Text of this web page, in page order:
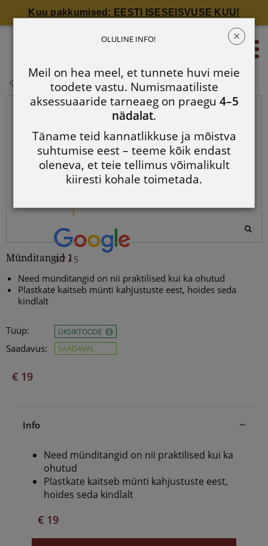
Kuu pakkumised: EESTI ISESEISVUSE KUU!
4.7 / 5
Münditangid 1
Münditangid 1
Need münditangid on nii praktilised kui ka ohutud
Plastkate kaitseb münti kahjustuste eest, hoides seda
kindlalt
Tüüp:
Saadavus:
ÜKSIKTOODE
SAADAVAL
€ 19
Info
Need münditangid on nii praktilised kui ka
ohutud
Plastkate kaitseb münti kahjustuste eest,
hoides seda kindlalt
€ 19
Münditangid 1 ×
OLULINE INFO!
Meil on hea meel, et tunnete huvi meie
toodete vastu. Numismaatiliste
aksessuaaride tarneaeg on praegu 4–5
nädalat.
Täname teid kannatlikkuse ja mõistva
suhtumise eest – teeme kõik endast
oleneva, et teie tellimus võimalikult
kiiresti kohale toimetada.